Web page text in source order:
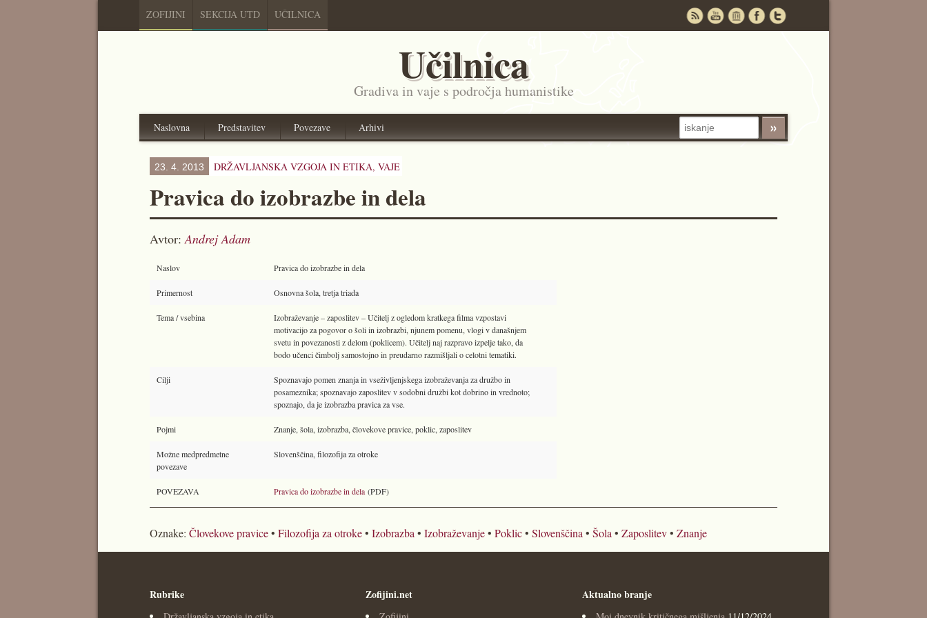
ZOFIJINI SEKCIJA UTD UČILNICA
Učilnica
Gradiva in vaje s področja humanistike
Naslovna Predstavitev Povezave Arhivi
23. 4. 2013 DRŽAVLJANSKA VZGOJA IN ETIKA, VAJE
Pravica do izobrazbe in dela
Avtor:Andrej Adam
Naslov Pravica do izobrazbe in dela
Primernost Osnovna šola, tretja triada
Tema / vsebina
Izobraževanje – zaposlitev – Učitelj z ogledom kratkega filma vzpostavi
motivacijo za pogovor o šoli in izobrazbi, njunem pomenu, vlogi v današnjem
svetu in povezanosti z delom (poklicem). Učitelj naj razpravo izpelje tako, da
bodo učenci čimbolj samostojno in preudarno razmišljali o celotni tematiki.
Cilji
Spoznavajo pomen znanja in vseživljenjskega izobraževanja za družbo in
posameznika; spoznavajo zaposlitev v sodobni družbi kot dobrino in vrednoto;
spoznajo, da je izobrazba pravica za vse.
Pojmi Znanje, šola, izobrazba, človekove pravice, poklic, zaposlitev
Možne medpredmetne
povezave
Slovenščina, filozofija za otroke
POVEZAVA Pravica do izobrazbe in dela (PDF)
Oznake: Človekove pravice• Filozofija za otroke• Izobrazba • Izobraževanje• Poklic• Slovenščina • Šola • Zaposlitev• Znanje
Rubrike Zofijini.net Aktualno branje